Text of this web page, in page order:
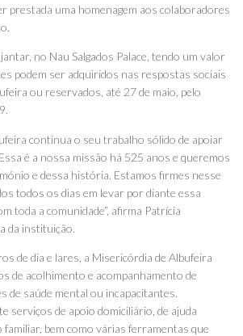
prestada uma homenagem aos colaboradores
no Nau Salgados Palace, tendo um valor
podem ser adquiridos nas respostas sociais
ou reservados, até 27 de maio, pelo
continua o seu trabalho sólido de apoiar
é a nossa missão há 525 anos e queremos
e dessa história. Estamos firmes nesse
todos os dias em levar por diante essa
toda a comunidade”, afirma Patrícia
da instituição.
de dia e lares, a Misericórdia de Albufeira
de acolhimento e acompanhamento de
de saúde mental ou incapacitantes.
serviços de apoio domiciliário, de ajuda
familiar, bem como várias ferramentas que